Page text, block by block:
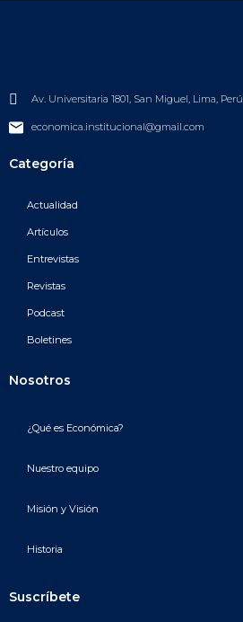
Av. Universitaria 1801, San Miguel, Lima, Perú
economica.institucional@gmail.com
Categoría
Actualidad
Artículos
Entrevistas
Revistas
Podcast
Boletines
Nosotros
¿Qué es Económica?
Nuestro equipo
Misión y Visión
Historia
Suscríbete